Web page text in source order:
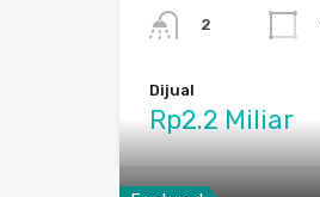
2
Dijual
Rp2.2 Miliar